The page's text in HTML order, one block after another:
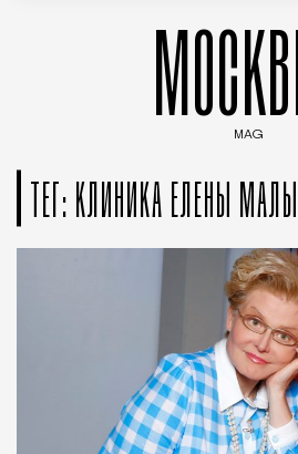
MAG
ТЕГ: КЛИНИКА ЕЛЕНЫ